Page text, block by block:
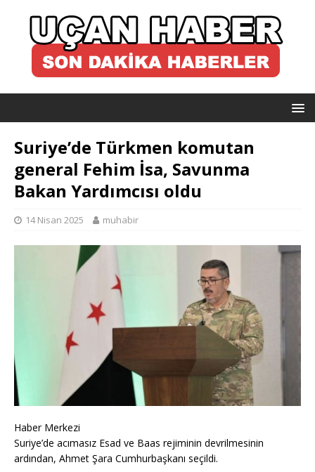
Suriye’de Türkmen komutan
general Fehim İsa, Savunma
Bakan Yardımcısı oldu
14 Nisan 2025 muhabir
Haber Merkezi
Suriye’de acımasız Esad ve Baas rejiminin devrilmesinin
ardından, Ahmet Şara Cumhurbaşkanı seçildi.